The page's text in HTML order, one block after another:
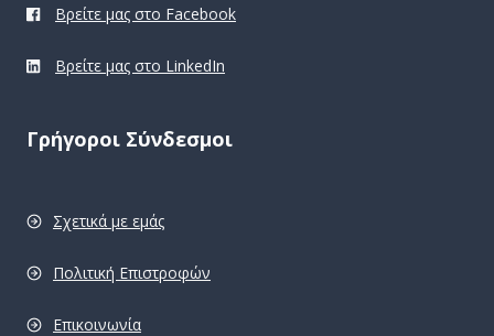
Βρείτε μας στο Facebook
Βρείτε μας στο LinkedIn
Γρήγοροι Σύνδεσμοι
Σχετικά με εμάς
Πολιτική Επιστροφών
Επικοινωνία